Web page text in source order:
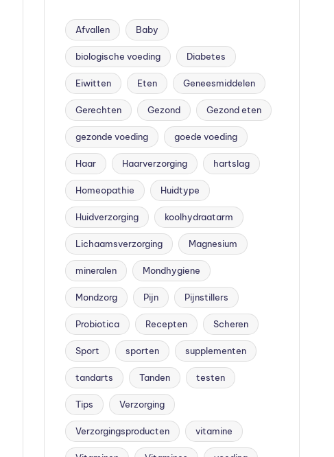
Afvallen Baby
biologische voeding Diabetes
Eiwitten Eten Geneesmiddelen
Gerechten Gezond Gezond eten
gezonde voeding goede voeding
Haar Haarverzorging hartslag
Homeopathie Huidtype
Huidverzorging koolhydraatarm
Lichaamsverzorging Magnesium
mineralen Mondhygiene
Mondzorg Pijn Pijnstillers
Probiotica Recepten Scheren
Sport sporten supplementen
tandarts Tanden testen
Tips Verzorging
Verzorgingsproducten vitamine